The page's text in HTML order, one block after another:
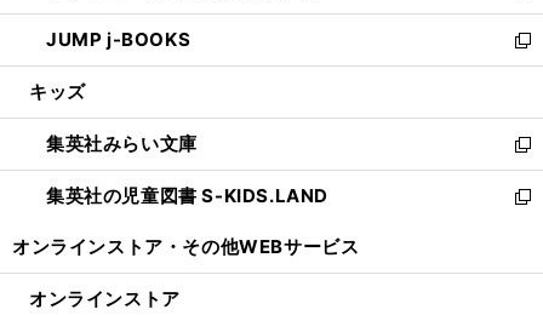
ウ
で
開
ン
ド
ウ
開
く
ウ
ィ
ン
ウ
で
開
く
し
い
ウ
ン
ド
ウ
で
JUMP j-BOOKS
新
し
ウ
ィ
ン
ド
開
キッズ
集英社みらい文庫
新
し
い
ン
集英社の児童図書 S-KIDS.LAND
新
ウ
オンラインストア・ その他WEBサービス
オンラインストア